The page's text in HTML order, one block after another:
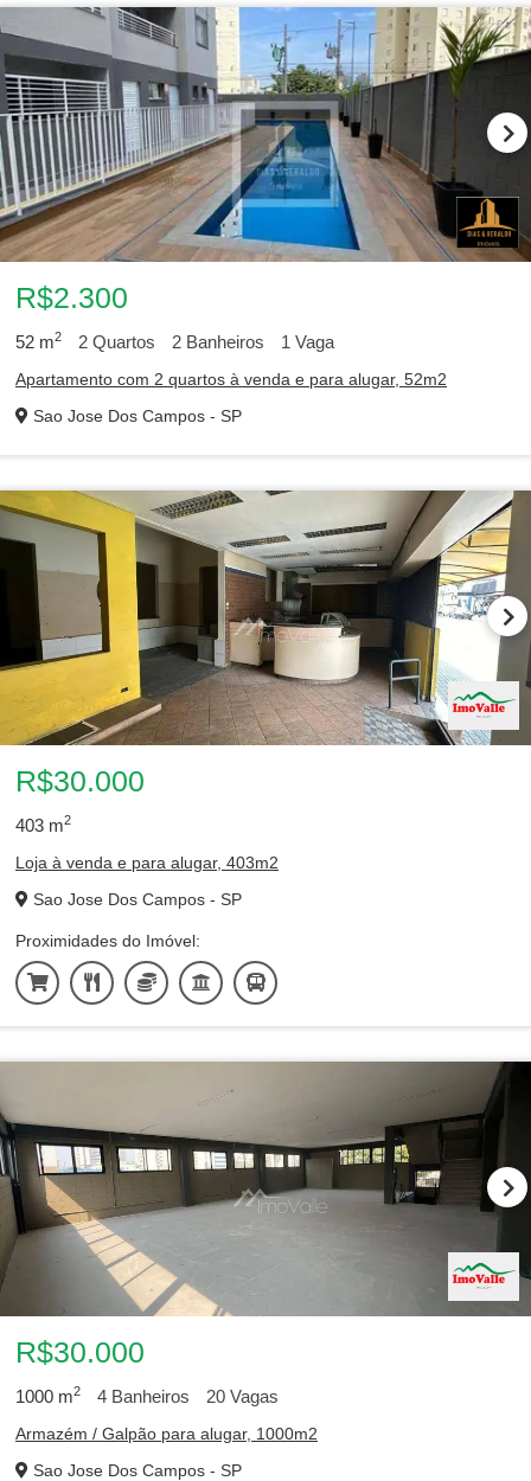
R$2.300
52 m2 2 Quartos 2 Banheiros 1 Vaga
Apartamento com 2 quartos à venda e para alugar, 52m2
Sao Jose Dos Campos - SP
R$30.000
403 m2
Loja à venda e para alugar, 403m2
Sao Jose Dos Campos - SP
Proximidades do Imóvel:
R$30.000
1000 m2 4 Banheiros 20 Vagas
Armazém / Galpão para alugar, 1000m2
Sao Jose Dos Campos - SP